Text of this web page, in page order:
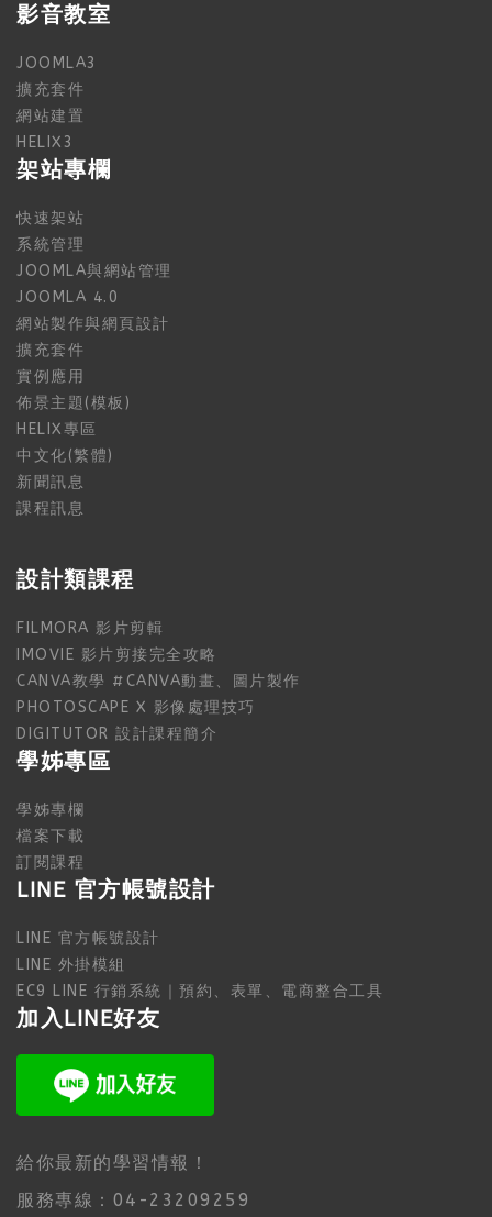
影音教室
JOOMLA3
擴充套件
網站建置
HELIX3
架站專欄
快速架站
系統管理
JOOMLA與網站管理
JOOMLA 4.0
網站製作與網頁設計
擴充套件
實例應用
佈景主題(模板)
HELIX專區
中文化(繁體)
新聞訊息
課程訊息
設計類課程
FILMORA 影片剪輯
IMOVIE 影片剪接完全攻略
CANVA教學 #CANVA動畫、圖片製作
PHOTOSCAPE X 影像處理技巧
DIGITUTOR 設計課程簡介
學姊專區
學姊專欄
檔案下載
訂閱課程
LINE 官方帳號設計
LINE 官方帳號設計
LINE 外掛模組
EC9 LINE 行銷系統｜預約、表單、電商整合工具
加入LINE好友
給你最新的學習情報！
服務專線：04-23209259